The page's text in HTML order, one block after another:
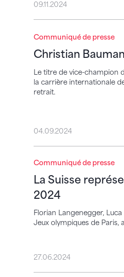
09.11.2024
Communiqué de presse
Christian
Le titre de vice-champion
la carrière internationale
retrait.
Christian Baumann
04.09.2024
Communiqué de presse
La Suisse
2024
Florian Langenegger,
Jeux olympiques de Paris,
La Suisse
27.06.2024